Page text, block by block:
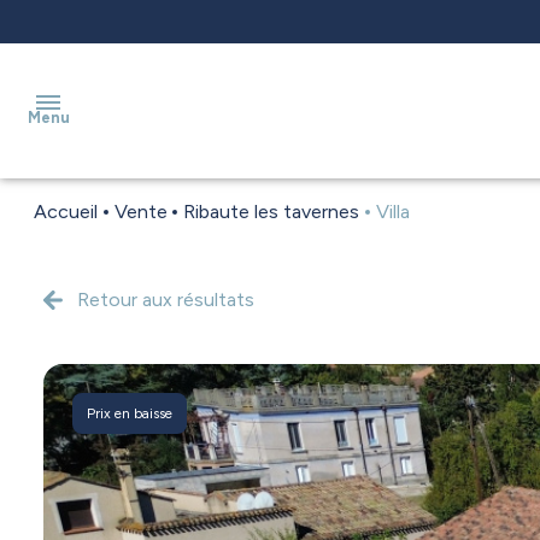
Menu
a
estimation
a
louer
Accueil Vente Ribaute les tavernes Villa
Retour aux résultats
Prix en baisse